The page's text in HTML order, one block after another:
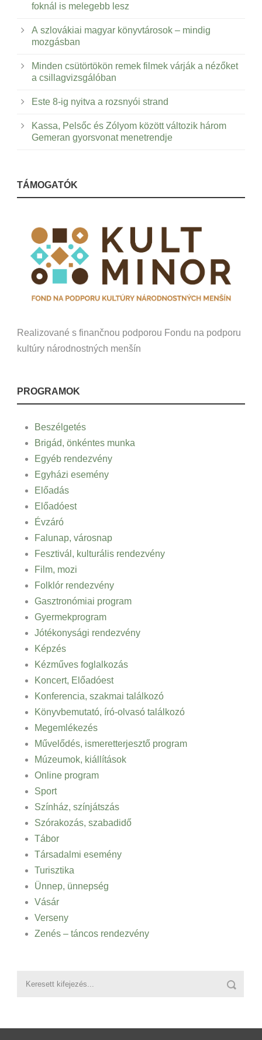
foknál is melegebb lesz
A szlovákiai magyar könyvtárosok – mindig
mozgásban
Minden csütörtökön remek filmek várják a nézőket
a csillagvizsgálóban
Este 8-ig nyitva a rozsnyói strand
Kassa, Pelsőc és Zólyom között változik három
Gemeran gyorsvonat menetrendje
TÁMOGATÓK
Realizované s finančnou podporou Fondu na podporu
kultúry národnostných menšín
PROGRAMOK
Beszélgetés
Brigád, önkéntes munka
Egyéb rendezvény
Egyházi esemény
Előadás
Előadóest
Évzáró
Falunap, városnap
Fesztivál, kulturális rendezvény
Film, mozi
Folklór rendezvény
Gasztronómiai program
Gyermekprogram
Jótékonysági rendezvény
Képzés
Kézműves foglalkozás
Koncert, Előadóest
Konferencia, szakmai találkozó
Könyvbemutató, író-olvasó találkozó
Megemlékezés
Művelődés, ismeretterjesztő program
Múzeumok, kiállítások
Online program
Sport
Színház, színjátszás
Szórakozás, szabadidő
Tábor
Társadalmi esemény
Turisztika
Ünnep, ünnepség
Vásár
Verseny
Zenés – táncos rendezvény